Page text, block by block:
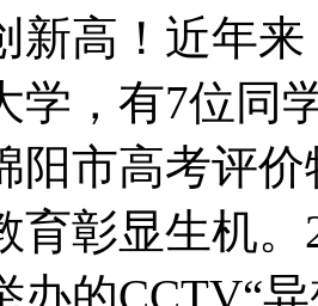
新高！近年
学，有7位同
阳市高考
育彰显生机
办的CCTV“